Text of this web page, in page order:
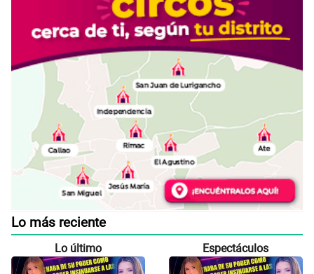
Lo más reciente
Lo último Espectáculos